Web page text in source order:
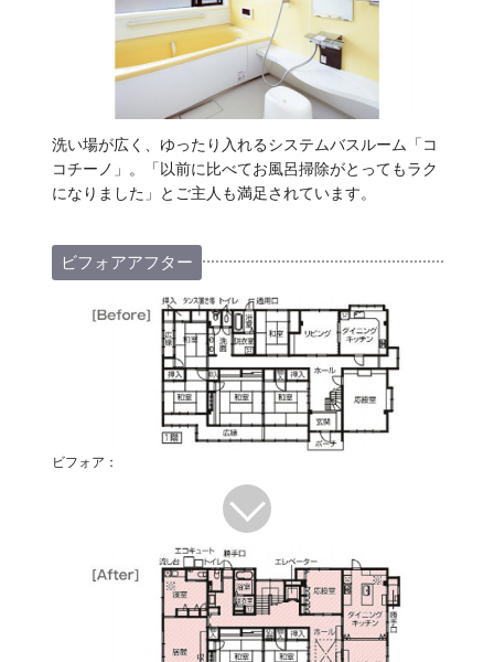
洗い場が広く、ゆったり入れるシステムバスルーム「コ
コチーノ」。「以前に比べてお風呂掃除がとってもラク
になりました」とご主人も満足されています。
ビフォアアフター
ビフォア：